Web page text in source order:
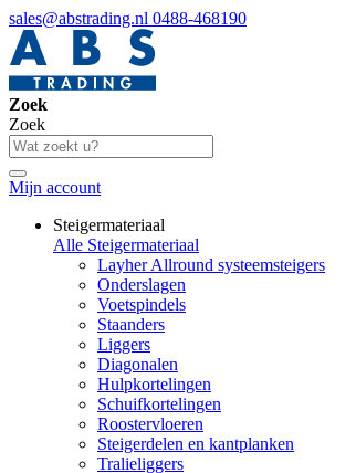
sales@abstrading.nl 0488-468190
Zoek
Zoek
Mijn account
Steigermateriaal
Alle Steigermateriaal
Layher Allround systeemsteigers
Onderslagen
Voetspindels
Staanders
Liggers
Diagonalen
Hulpkortelingen
Schuifkortelingen
Roostervloeren
Steigerdelen en kantplanken
Tralieliggers